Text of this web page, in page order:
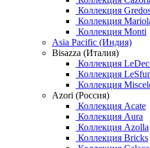
Коллекция
Коллекция
Коллекция Monti
Asia Pacific (Индия)
Bisazza (Италия)
Коллекция
Коллекция
Коллекция
Azori (Россия)
Коллекция Acate
Коллекция Aura
Коллекция Azolla
Коллекция Bricks